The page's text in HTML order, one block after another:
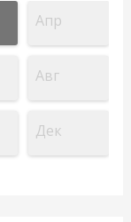
Апр
Авг
Дек